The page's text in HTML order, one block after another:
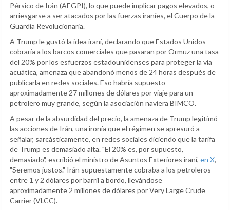
Pérsico de Irán (AEGPI), lo que puede implicar pagos elevados, o
arriesgarse a ser atacados por las fuerzas iraníes, el Cuerpo de la
Guardia Revolucionaria.
A Trump le gustó la idea iraní, declarando que Estados Unidos
cobraría a los barcos comerciales que pasaran por Ormuz una tasa
del 20% por los esfuerzos estadounidenses para proteger la vía
acuática, amenaza que abandonó menos de 24 horas después de
publicarla en redes sociales. Eso habría supuesto
aproximadamente 27 millones de dólares por viaje para un
petrolero muy grande, según la asociación naviera BIMCO.
A pesar de la absurdidad del precio, la amenaza de Trump legitimó
las acciones de Irán, una ironía que el régimen se apresuró a
señalar, sarcásticamente, en redes sociales diciendo que la tarifa
de Trump es demasiado alta. "El 20% es, por supuesto,
demasiado", escribió el ministro de Asuntos Exteriores iraní, en X,
"Seremos justos." Irán supuestamente cobraba a los petroleros
entre 1 y 2 dólares por barril a bordo, llevándose
aproximadamente 2 millones de dólares por Very Large Crude
Carrier (VLCC).